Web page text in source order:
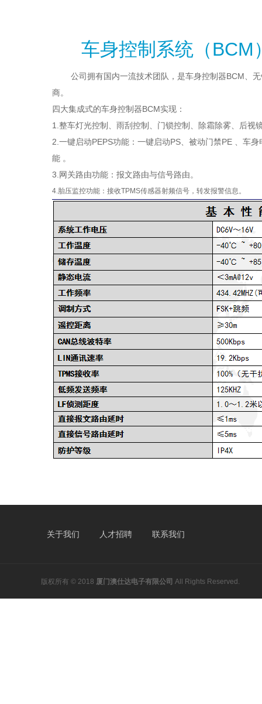
车身控制系统（BCM
公司拥有国内一流技术团队，是车身控制器BCM、无
商。
四大集成式的车身控制器BCM实现：
1.整车灯光控制、雨刮控制、门锁控制、除霜除雾、后视
2.一键启动PEPS功能：一键启动PS、被动门禁PE 、车
能 。
3.网关路由功能：报文路由与信号路由。
4.胎压监控功能：接收TPMS传感器射频信号，转发报警信息。
关于我们 人才招聘 联系我们
版权所有 © 2018 厦门澳仕达电子有限公司 All Rights Reserved.